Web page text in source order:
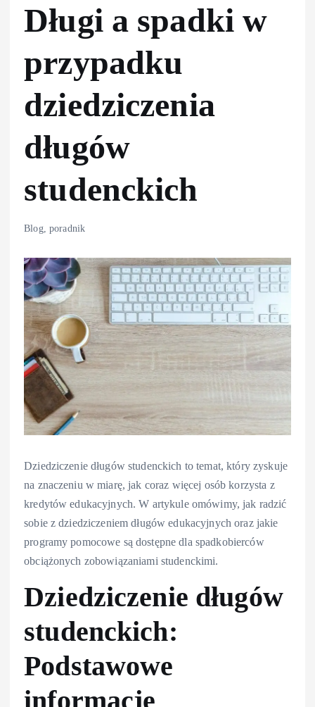
Długi a spadki w
przypadku
dziedziczenia
długów
studenckich
Blog, poradnik
Dziedziczenie długów studenckich to temat, który zyskuje
na znaczeniu w miarę, jak coraz więcej osób korzysta z
kredytów edukacyjnych. W artykule omówimy, jak radzić
sobie z dziedziczeniem długów edukacyjnych oraz jakie
programy pomocowe są dostępne dla spadkobierców
obciążonych zobowiązaniami studenckimi.
Dziedziczenie długów
studenckich:
Podstawowe
informacje